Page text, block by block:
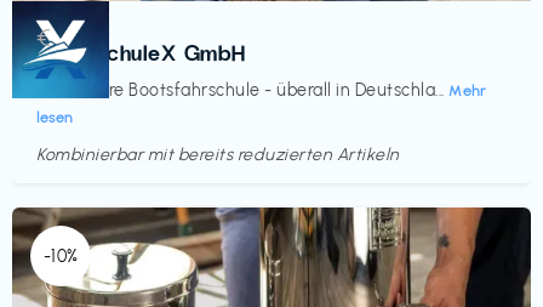
Kurse
BootsschuleX GmbH
Deine faire Bootsfahrschule - überall in Deutschla... Mehr
lesen
€‎
Kombinierbar mit bereits reduzierten Artikeln
-10%